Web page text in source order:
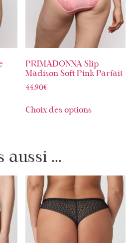
PRIMADONNA Slip
Madison Soft Pink Parfait
44,90€
Choix des options
aussi ...